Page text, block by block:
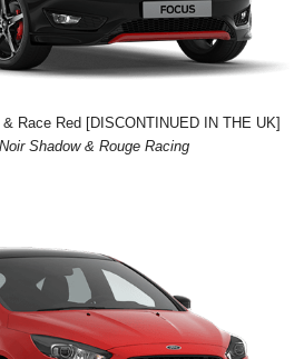
Race Red [DISCONTINUED IN THE UK]
Shadow & Rouge Racing